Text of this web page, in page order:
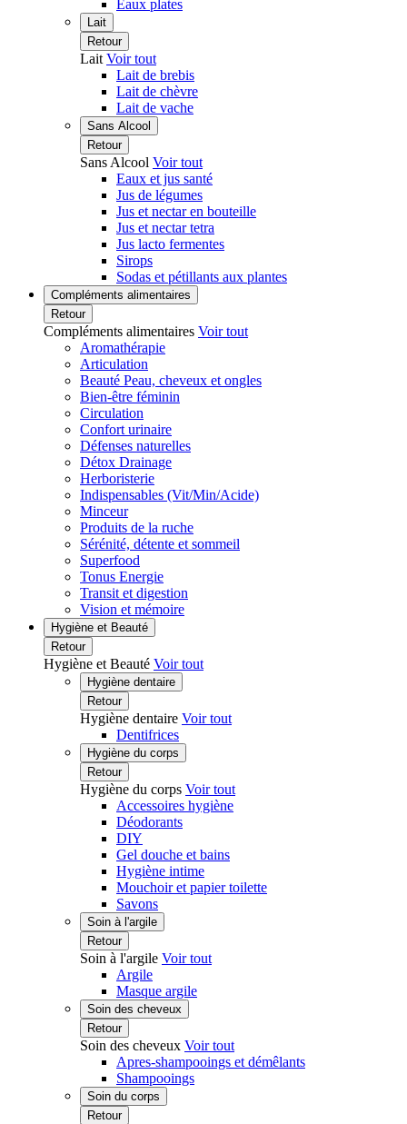
Eaux plates
Lait
Retour
Lait Voir tout
Lait de brebis
Lait de chèvre
Lait de vache
Sans Alcool
Retour
Sans Alcool Voir tout
Eaux et jus santé
Jus de légumes
Jus et nectar en bouteille
Jus et nectar tetra
Jus lacto fermentes
Sirops
Sodas et pétillants aux plantes
Compléments alimentaires
Retour
Compléments alimentaires Voir tout
Aromathérapie
Articulation
Beauté Peau, cheveux et ongles
Bien-être féminin
Circulation
Confort urinaire
Défenses naturelles
Détox Drainage
Herboristerie
Indispensables (Vit/Min/Acide)
Minceur
Produits de la ruche
Sérénité, détente et sommeil
Superfood
Tonus Energie
Transit et digestion
Vision et mémoire
Hygiène et Beauté
Retour
Hygiène et Beauté Voir tout
Hygiène dentaire
Retour
Hygiène dentaire Voir tout
Dentifrices
Hygiène du corps
Retour
Hygiène du corps Voir tout
Accessoires hygiène
Déodorants
DIY
Gel douche et bains
Hygiène intime
Mouchoir et papier toilette
Savons
Soin à l'argile
Retour
Soin à l'argile Voir tout
Argile
Masque argile
Soin des cheveux
Retour
Soin des cheveux Voir tout
Apres-shampooings et démêlants
Shampooings
Soin du corps
Retour